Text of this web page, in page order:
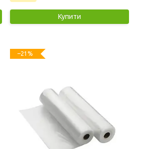
Купити
–21%